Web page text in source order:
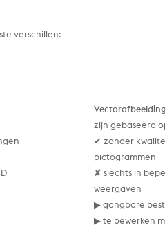
verschillen:
zijn gebaseerd
✔ zonder
pictogrammen
✘ slechts in
weergaven
▶ gangbare
▶ te bewerken